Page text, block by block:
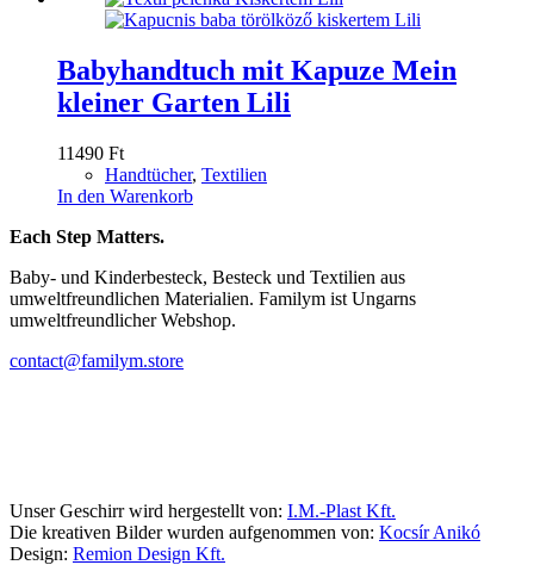
Babyhandtuch mit Kapuze Mein
kleiner Garten Lili
11490 Ft
Handtücher, Textilien
In den Warenkorb
Each Step Matters.
Baby- und Kinderbesteck, Besteck und Textilien aus
umweltfreundlichen Materialien. Familym ist Ungarns
umweltfreundlicher Webshop.
contact@familym.store
Unser Geschirr wird hergestellt von: I.M.-Plast Kft.
Die kreativen Bilder wurden aufgenommen von: Kocsír Anikó
Design: Remion Design Kft.